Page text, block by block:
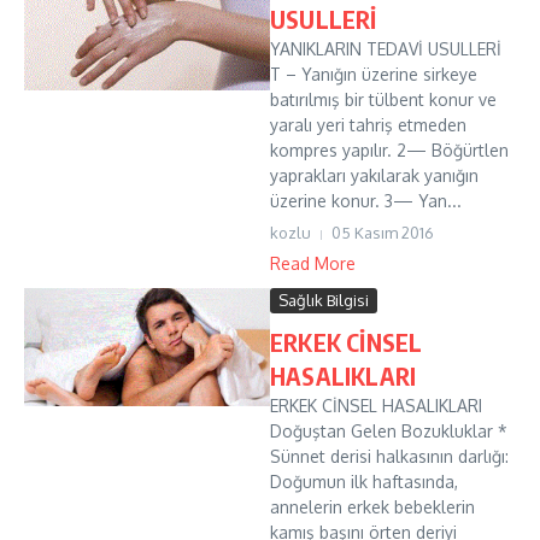
USULLERİ
YANIKLARIN TEDAVİ USULLERİ
T – Yanığın üzerine sirkeye
batırılmış bir tülbent konur ve
yaralı yeri tahriş etmeden
kompres yapılır. 2— Böğürtlen
yaprakları yakılarak yanığın
üzerine konur. 3— Yan...
kozlu 05 Kasım 2016
Read More
Sağlık Bilgisi
ERKEK CİNSEL
HASALIKLARI
ERKEK CİNSEL HASALIKLARI
Doğuştan Gelen Bozukluklar *
Sünnet derisi halkasının darlığı:
Doğumun ilk haftasında,
annelerin erkek bebeklerin
kamış başını örten deriyi